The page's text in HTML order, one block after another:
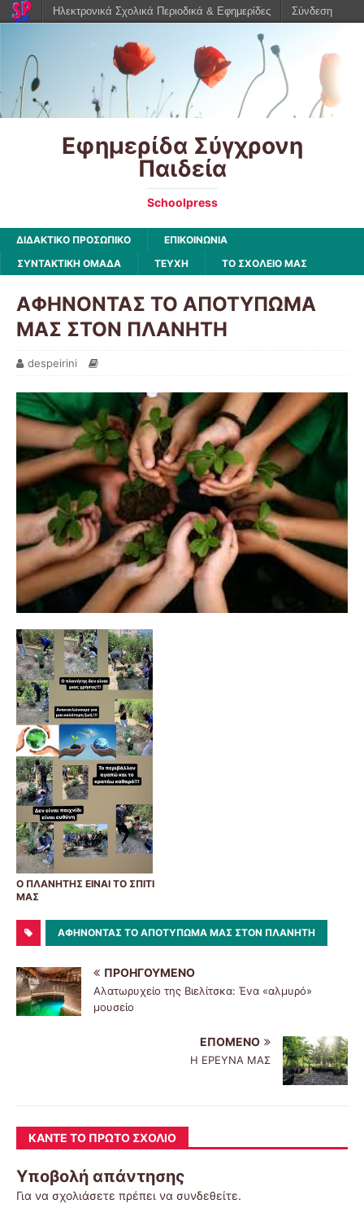
Εφημερίδα Σύγχρονη
Παιδεία
Schoolpress
ΔΙΔΑΚΤΙΚΟ ΠΡΟΣΩΠΙΚΟ
ΕΠΙΚΟΙΝΩΝΙΑ
ΣΥΝΤΑΚΤΙΚΗ ΟΜΑΔΑ
ΤΕΥΧΗ ΤΟ ΣΧΟΛΕΙΟ ΜΑΣ
ΑΦΗΝΟΝΤΑΣ ΤΟ ΑΠΟΤΥΠΩΜΑ
ΜΑΣ ΣΤΟΝ ΠΛΑΝΗΤΗ
despeirini
Ο ΠΛΑΝΗΤΗΣ ΕΙΝΑΙ ΤΟ ΣΠΙΤΙ
ΜΑΣ
ΑΦΗΝΟΝΤΑΣ ΤΟ ΑΠΟΤΥΠΩΜΑ ΜΑΣ ΣΤΟΝ ΠΛΑΝΗΤΗ
ΠΡΟΗΓΟΎΜΕΝΟ
Αλατωρυχείο της Βιελίτσκα: Ένα «αλμυρό»
μουσείο
ΕΠΌΜΕΝΟ
Η ΕΡΕΥΝΑ ΜΑΣ
ΚΆΝΤΕ ΤΟ ΠΡΏΤΟ ΣΧΌΛΙΟ
Υποβολή απάντησης
Για να σχολιάσετε πρέπει να συνδεθείτε.
Ηλεκτρονικά Σχολικά Περιοδικά & Εφημερίδες Σύνδεση